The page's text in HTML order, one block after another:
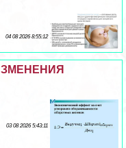
04 08 2026 8:55:12
03 08 2026 5:43:11